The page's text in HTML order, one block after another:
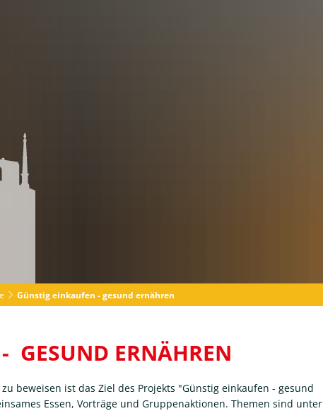
Günstig einkaufen - gesund ernähren
GESUND ERNÄHREN
beweisen ist das Ziel des Projekts "Günstig einkaufen - gesund
Essen, Vorträge und Gruppenaktionen. Themen sind unter